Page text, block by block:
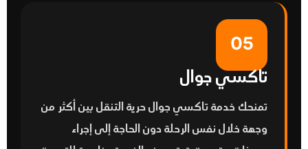
05
تاكسي جوال
تمنحك خدمةتاكسي جوالحرية التنقل بين أكثر من
وجهة خلال نفس الرحلة دون الحاجة إلى إجراء